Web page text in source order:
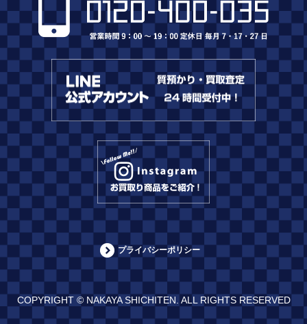
プライバシーポリシー
COPYRIGHT © NAKAYA SHICHITEN. ALL RIGHTS RESERVED